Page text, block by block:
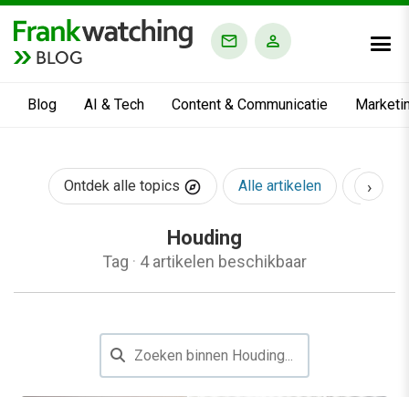
BLOG
Blog AI & Tech Content & Communicatie
Ontdek alle topics Alle artikelen AI &
›
Houding
Tag · 4 artikelen beschikbaar